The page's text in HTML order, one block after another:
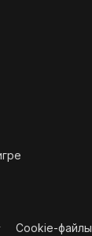
Cookie-файлы